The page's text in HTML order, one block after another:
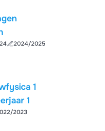
2024/2025
1
1
2023